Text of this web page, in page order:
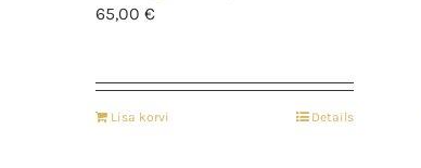
65,00 €
Lisa korvi Details